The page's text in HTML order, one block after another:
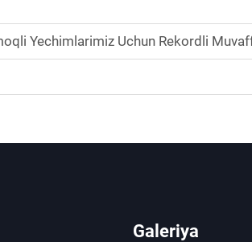
Uchun Rekordli Muvaffaqiyat
Galeriya